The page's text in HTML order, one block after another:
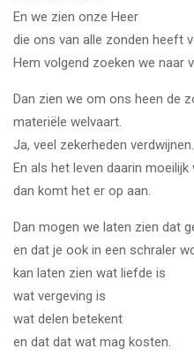
En we zien onze Heer
die ons van alle zonden heeft
Hem volgend zoeken we naar
Dan zien we om ons heen de
materiële welvaart.
Ja, veel zekerheden verdwijnen.
En als het leven daarin moeilijk
dan komt het er op aan.
Dan mogen we laten zien dat
en dat je ook in een schraler
kan laten zien wat liefde is
wat vergeving is
wat delen betekent
en dat dat wat mag kosten.